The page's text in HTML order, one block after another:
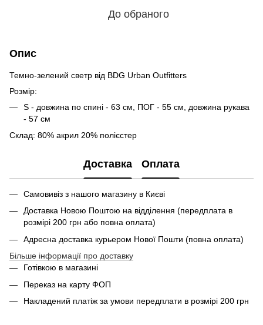
До обраного
Опис
Темно-зелений светр від BDG Urban Outfitters
Розмір:
S - довжина по спині - 63 см, ПОГ - 55 см, довжина рукава
- 57 см
Склад: 80% акрил 20% полієстер
Доставка Оплата
Самовивіз з нашого магазину в Києві
Доставка Новою Поштою на відділення (передплата в
розмірі 200 грн або повна оплата)
Адресна доставка курьером Нової Пошти (повна оплата)
Більше інформації про доставку
Готівкою в магазині
Переказ на карту ФОП
Накладений платіж за умови передплати в розмірі 200 грн